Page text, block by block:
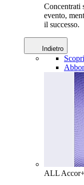
Concentrati
evento,
il successo.
Indietro
ALL